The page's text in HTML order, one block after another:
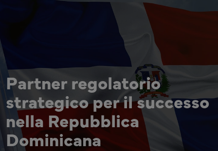
Partner regolatorio
strategico per il successo
nella Repubblica
Dominicana